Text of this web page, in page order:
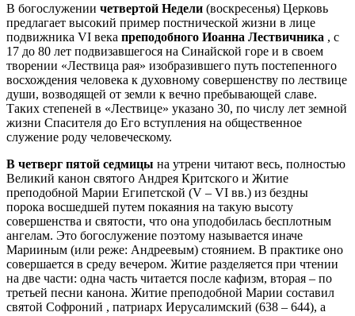
В богослужении четвертой Недели (воскресенья) Церковь
предлагает высокий пример постнической жизни в лице
подвижника VI века преподобного Иоанна Лествичника , с
17 до 80 лет подвизавшегося на Синайской горе и в своем
творении «Лествица рая» изобразившего путь постепенного
восхождения человека к духовному совершенству по лествице
души, возводящей от земли к вечно пребывающей славе.
Таких степеней в «Лествице» указано 30, по числу лет земной
жизни Спасителя до Его вступления на общественное
служение роду человеческому.
В четверг пятой седмицы на утрени читают весь, полностью
Великий канон святого Андрея Критского и Житие
преподобной Марии Египетской (V – VI вв.) из бездны
порока восшедшей путем покаяния на такую высоту
совершенства и святости, что она уподобилась бесплотным
ангелам. Это богослужение поэтому называется иначе
Марииным (или реже: Андреевым) стоянием. В практике оно
совершается в среду вечером. Житие разделяется при чтении
на две части: одна часть читается после кафизм, вторая – по
третьей песни канона. Житие преподобной Марии составил
святой Софроний , патриарх Иерусалимский (638 – 644), а